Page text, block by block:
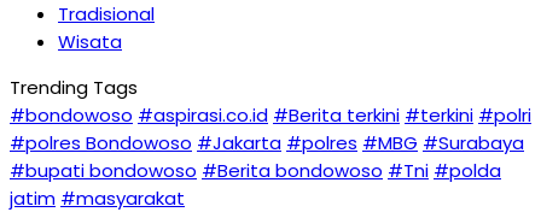
Tradisional
Wisata
Trending Tags
#bondowoso #aspirasi.co.id #Berita terkini #terkini #polri
#polres Bondowoso #Jakarta #polres #MBG #Surabaya
#bupati bondowoso #Berita bondowoso #Tni #polda
jatim #masyarakat